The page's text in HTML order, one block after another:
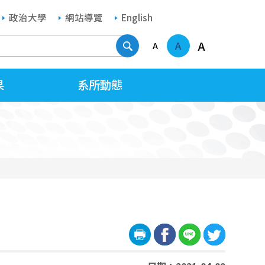
政治大學 網站導覽 English
搜尋A A A
系所動態